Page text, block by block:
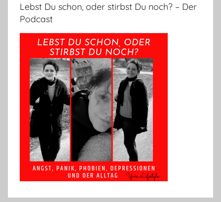
Lebst Du schon, oder stirbst Du noch? – Der
Podcast